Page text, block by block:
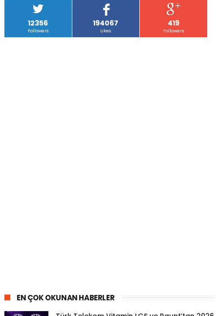
12356
Followers
194067
Likes
419
Followers
EN ÇOK OKUNAN HABERLER